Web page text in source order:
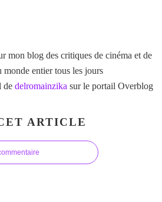
mon blog des critiques de cinéma et de
monde entier tous les jours
de delromainzika sur le portail Overblog
ARTICLE